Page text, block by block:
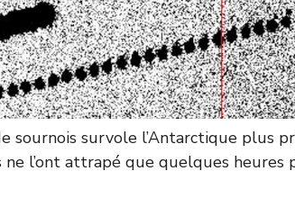
sournois survole l’Antarctique plus
ne l’ont attrapé que quelques heures